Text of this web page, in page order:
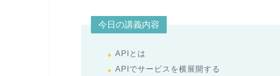
今日の講義内容
APIとは
APIでサービスを横展開する